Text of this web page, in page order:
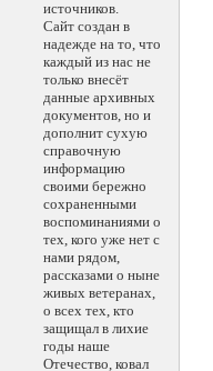
источников.
Сайт создан в
надежде на то, что
каждый из нас не
только внесёт
данные архивных
документов, но и
дополнит сухую
справочную
информацию
своими бережно
сохраненными
воспоминаниями о
тех, кого уже нет с
нами рядом,
рассказами о ныне
живых ветеранах,
о всех тех, кто
защищал в лихие
годы наше
Отечество, ковал